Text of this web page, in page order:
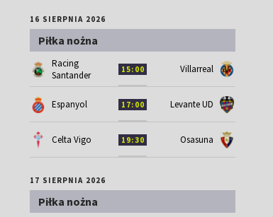
16 SIERPNIA 2026
Piłka nożna
Racing
Santander
15:00 Villarreal
Espanyol 17:00 Levante UD
Celta Vigo 19:30 Osasuna
17 SIERPNIA 2026
Piłka nożna